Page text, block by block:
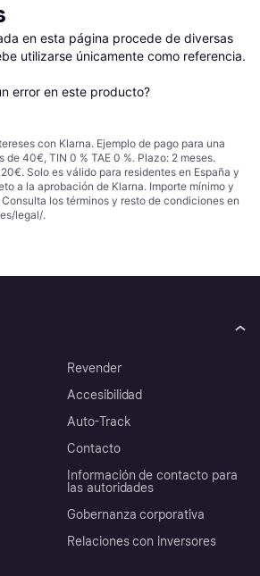
en esta página procede de diversas
utilizarse únicamente como referencia.
error en este producto?
con Klarna. Ejemplo de pago para una
de 40€, TIN 0 % TAE 0 %. Plazo: 2 meses.
Solo es válido para residentes en España y
a la aprobación de Klarna. Importe mínimo y
los términos y resto de condiciones en
legal/.
Revender
Accesibilidad
Auto-Track
Contacto
Información de contacto para
las autoridades
Gobernanza corporativa
Relaciones con inversores